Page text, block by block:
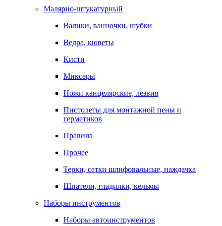
Малярно-штукатурный
Валики, ванночки, шубки
Ведра, кюветы
Кисти
Миксеры
Ножи канцелярские, лезвия
Пистолеты для монтажной пены и
герметиков
Правила
Прочее
Терки, сетки шлифовальные, наждачка
Шпатели, гладилки, кельмы
Наборы инструментов
Наборы автоинструментов